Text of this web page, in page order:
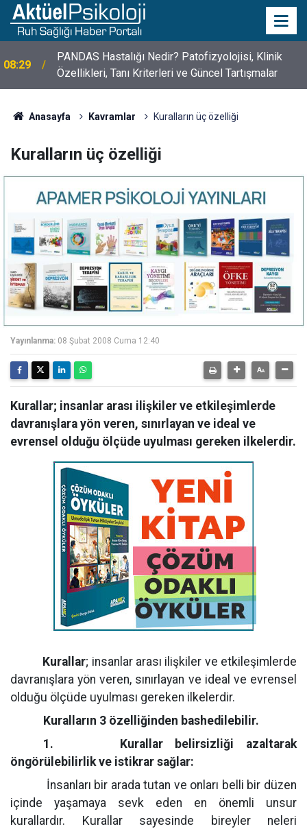
08:29
PANDAS Hastalığı Nedir? Patofizyolojisi, Klinik
Özellikleri, Tanı Kriterleri ve Güncel Tartışmalar
10:30
10 Mayıs Psikologlar Günü Nasıl Ortaya Çıktı? 10
Mayıs Tarihinin Hikayesi
Anasayfa Kavramlar Kuralların üç özelliği
Kuralların üç özelliği
Yayınlanma: 08 Şubat 2008 Cuma 12:40
Kurallar; insanlar arası ilişkiler ve etkileşimlerde
davranışlara yön veren, sınırlayan ve ideal ve
evrensel olduğu ölçüde uyulması gereken ilkelerdir.
Kurallar; insanlar arası ilişkiler ve etkileşimlerde
davranışlara yön veren, sınırlayan ve ideal ve evrensel
olduğu ölçüde uyulması gereken ilkelerdir.
Kuralların 3 özelliğinden bashedilebilir.
1.
Kurallar belirsizliği azaltarak
öngörülebilirlik ve istikrar sağlar:
İnsanları bir arada tutan ve onları belli bir düzen
içinde yaşamaya sevk eden en önemli unsur
kurallardır. Kurallar sayesinde bireyler neleri